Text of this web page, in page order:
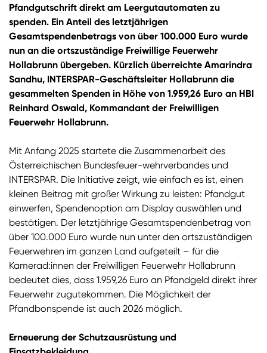
Pfandgutschrift direkt am Leergutautomaten zu
spenden. Ein Anteil des letztjährigen
Gesamtspendenbetrags von über 100.000 Euro wurde
nun an die ortszuständige Freiwillige Feuerwehr
Hollabrunn übergeben. Kürzlich überreichte Amarindra
Sandhu, INTERSPAR-Geschäftsleiter Hollabrunn die
gesammelten Spenden in Höhe von 1.959,26 Euro an HBI
Reinhard Oswald, Kommandant der Freiwilligen
Feuerwehr Hollabrunn.
Mit Anfang 2025 startete die Zusammenarbeit des
Österreichischen Bundesfeuer-wehrverbandes und
INTERSPAR. Die Initiative zeigt, wie einfach es ist, einen
kleinen Beitrag mit großer Wirkung zu leisten: Pfandgut
einwerfen, Spendenoption am Display auswählen und
bestätigen. Der letztjährige Gesamtspendenbetrag von
über 100.000 Euro wurde nun unter den ortszuständigen
Feuerwehren im ganzen Land aufgeteilt – für die
Kamerad:innen der Freiwilligen Feuerwehr Hollabrunn
bedeutet dies, dass 1.959,26 Euro an Pfandgeld direkt ihrer
Feuerwehr zugutekommen. Die Möglichkeit der
Pfandbonspende ist auch 2026 möglich.
Erneuerung der Schutzausrüstung und